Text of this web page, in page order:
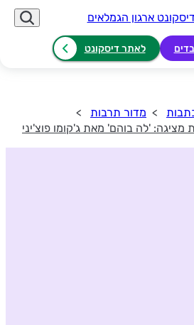
לאתר דיסקונט
מדור תרבות
מציגה: 'לה בוהם' מאת ג'קומו פוצ'יני